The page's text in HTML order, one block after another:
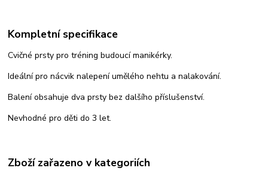
Kompletní specifikace
Cvičné prsty pro tréning budoucí manikérky.
Ideální pro nácvik nalepení umělého nehtu a nalakování.
Balení obsahuje dva prsty bez dalšího příslušenství.
Nevhodné pro děti do 3 let.
Zboží zařazeno v kategoriích